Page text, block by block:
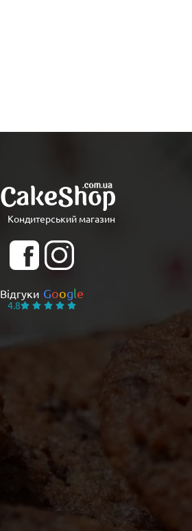
Кондитерський магазин
Відгуки Google
4.8